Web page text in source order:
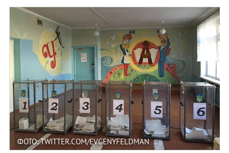
ФОТО: TWITTER.COM/EVGENYFELDMAN